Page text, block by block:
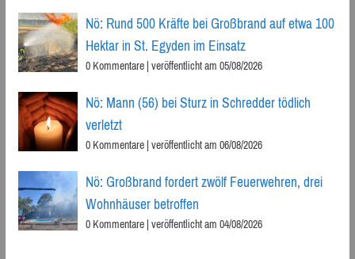
Nö: Rund 500 Kräfte bei Großbrand auf etwa 100
Hektar in St. Egyden im Einsatz
0 Kommentare|veröffentlicht am 05/08/2026
Nö: Mann (56) bei Sturz in Schredder tödlich
verletzt
0 Kommentare|veröffentlicht am 06/08/2026
Nö: Großbrand fordert zwölf Feuerwehren, drei
Wohnhäuser betroffen
0 Kommentare|veröffentlicht am 04/08/2026